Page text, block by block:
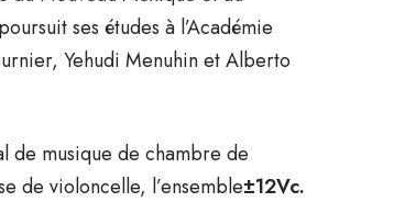
ses études à l’Académie
Yehudi Menuhin et Alberto
de musique de chambre de
de violoncelle, l’ensemble±12Vc.